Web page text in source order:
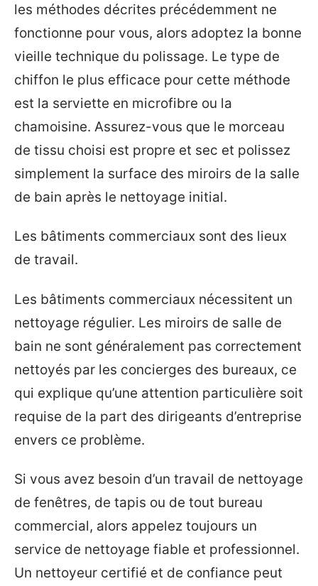
les méthodes décrites précédemment ne
fonctionne pour vous, alors adoptez la bonne
vieille technique du polissage. Le type de
chiffon le plus efficace pour cette méthode
est la serviette en microfibre ou la
chamoisine. Assurez-vous que le morceau
de tissu choisi est propre et sec et polissez
simplement la surface des miroirs de la salle
de bain après le nettoyage initial.
Les bâtiments commerciaux sont des lieux
de travail.
Les bâtiments commerciaux nécessitent un
nettoyage régulier. Les miroirs de salle de
bain ne sont généralement pas correctement
nettoyés par les concierges des bureaux, ce
qui explique qu’une attention particulière soit
requise de la part des dirigeants d’entreprise
envers ce problème.
Si vous avez besoin d’un travail de nettoyage
de fenêtres, de tapis ou de tout bureau
commercial, alors appelez toujours un
service de nettoyage fiable et professionnel.
Un nettoyeur certifié et de confiance peut